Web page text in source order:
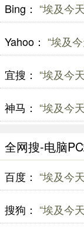
Bing： “埃及今
Yahoo： “埃及
宜搜： “埃及今
神马： “埃及今
全网搜-电脑
百度： “埃及今
搜狗： “埃及今